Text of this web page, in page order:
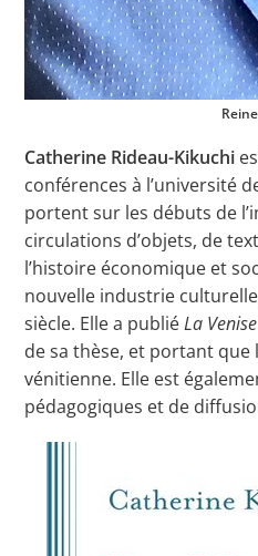
Catherine Rideau-Kikuchi
conférences à l’université
portent sur les débuts de
circulations d’objets, de
l’histoire économique et
nouvelle industrie
siècle. Elle a publiéLa
de sa thèse, et portant
vénitienne. Elle est
pédagogiques et de